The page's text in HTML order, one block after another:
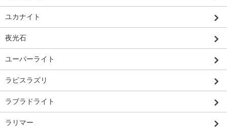
ユカナイト
夜光石
ユーパーライト
ラピスラズリ
ラブラドライト
ラリマー